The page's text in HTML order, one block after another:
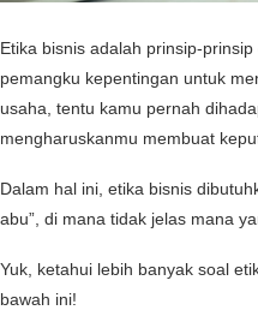
Etika bisnis adalah prinsip-
pemangku kepentingan untuk
usaha, tentu kamu pernah
mengharuskanmu membuat
Dalam hal ini, etika bisnis
abu”, di mana tidak jelas mana
Yuk, ketahui lebih banyak soal
bawah ini!